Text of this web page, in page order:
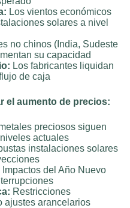
Los vientos económicos
solares a nivel
no chinos (India, Sudeste
su capacidad
Los fabricantes liquidan
de caja
el aumento de precios:
preciosos siguen
actuales
instalaciones solares
Impactos del Año Nuevo
Restricciones
ajustes arancelarios